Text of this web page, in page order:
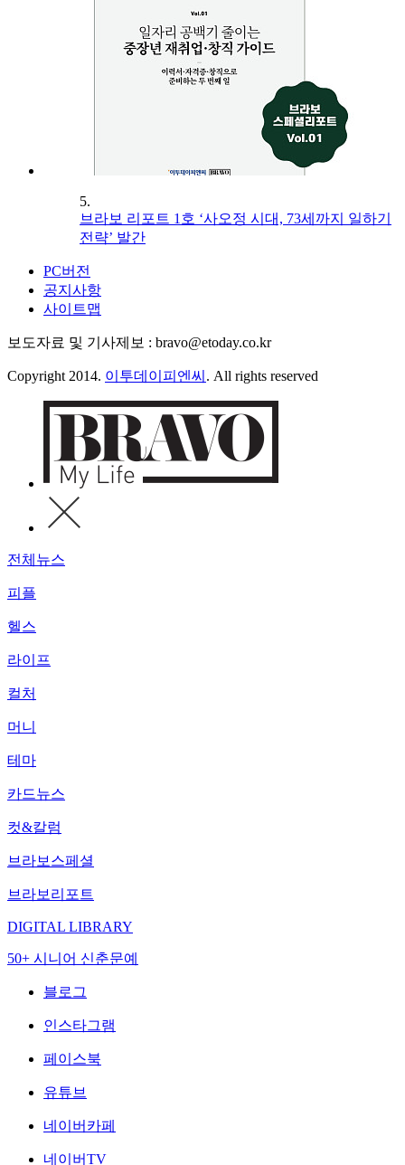
5.
브라보 리포트 1호 ‘사오정 시대, 73세까지 일하기
전략’ 발간
PC버전
공지사항
사이트맵
보도자료 및 기사제보 : bravo@etoday.co.kr
Copyright 2014. 이투데이피엔씨 . All rights reserved
전체뉴스
피플
헬스
라이프
컬처
머니
테마
카드뉴스
컷&칼럼
브라보스페셜
브라보리포트
DIGITAL LIBRARY
50+ 시니어 신춘문예
블로그
인스타그램
페이스북
유튜브
네이버카페
네이버TV